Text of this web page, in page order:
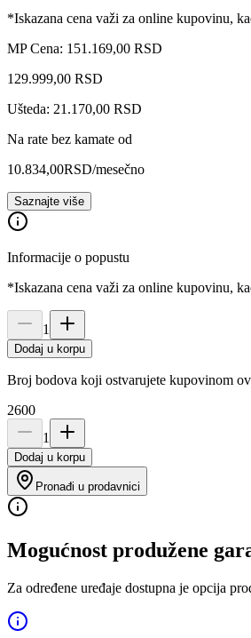
*Iskazana cena važi za online kupovinu,
MP Cena: 151.169,00 RSD
129.999,00 RSD
Ušteda: 21.170,00 RSD
Na rate bez kamate od
10.834,00RSD/mesečno
Saznajte više
Informacije o popustu
*Iskazana cena važi za online kupovinu,
1
Dodaj u korpu
Broj bodova koji ostvarujete kupovinom
2600
1
Dodaj u korpu
Pronađi u prodavnici
Mogućnost produžene
Za određene uređaje dostupna je opcija